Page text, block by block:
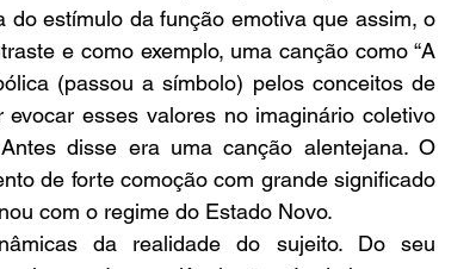
estímulo da função emotiva que assim, o
e como exemplo, uma canção como “A
(passou a símbolo) pelos conceitos de
esses valores no imaginário coletivo
disse era uma canção alentejana. O
de forte comoção com grande significado
com o regime do Estado Novo.
da realidade do sujeito. Do seu